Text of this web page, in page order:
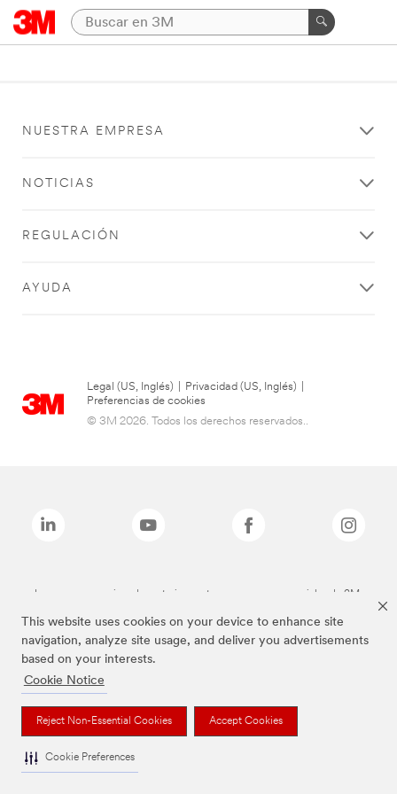
This website uses cookies on your device to enhance site
navigation, analyze site usage, and deliver you advertisements
based on your interests.
Cookie Notice
Reject Non-Essential Cookies Accept Cookies
Cookie Preferences
NUESTRA EMPRESA
NOTICIAS
REGULACIÓN
AYUDA
Legal (US, Inglés) Privacidad (US, Inglés)
Preferencias de cookies
© 3M 2026. Todos los derechos reservados..
Las marcas mencionadas anteriormente son marcas comerciales de 3M.